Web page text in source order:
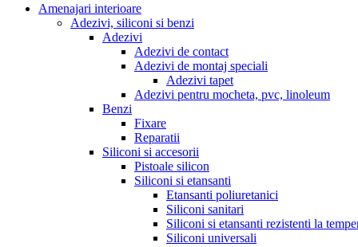
Amenajari interioare
Adezivi, siliconi si benzi
Adezivi
Adezivi de contact
Adezivi de montaj speciali
Adezivi tapet
Adezivi pentru mocheta, pvc, linoleum
Benzi
Fixare
Reparatii
Siliconi si accesorii
Pistoale silicon
Siliconi si etansanti
Etansanti poliuretanici
Siliconi sanitari
Siliconi si etansanti rezistenti la
Siliconi universali